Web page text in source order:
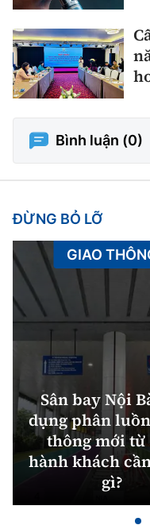
Bình luận (0)
ĐỪNG BỎ LỠ
Sân bay Nội
dụng phân
thông mới từ
hành khách
gì?
GIAO